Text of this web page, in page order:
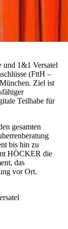
und 1&1 Versatel
(FttH –
Ziel ist
Teilhabe für
gesamten
bis hin zu
HÖCKER die
das
vor Ort.